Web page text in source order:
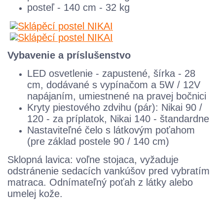
posteľ - 140 cm - 32 kg
Vybavenie a príslušenstvo
LED osvetlenie - zapustené, šírka - 28
cm, dodávané s vypínačom a 5W / 12V
napájaním, umiestnené na pravej bočnici
Kryty piestového zdvihu (pár): Nikai 90 /
120 - za príplatok, Nikai 140 - štandardne
Nastaviteľné čelo s látkovým poťahom
(pre základ postele 90 / 140 cm)
Sklopná lavica: voľne stojaca, vyžaduje
odstránenie sedacích vankúšov pred vybratím
matraca. Odnímateľný poťah z látky alebo
umelej kože.